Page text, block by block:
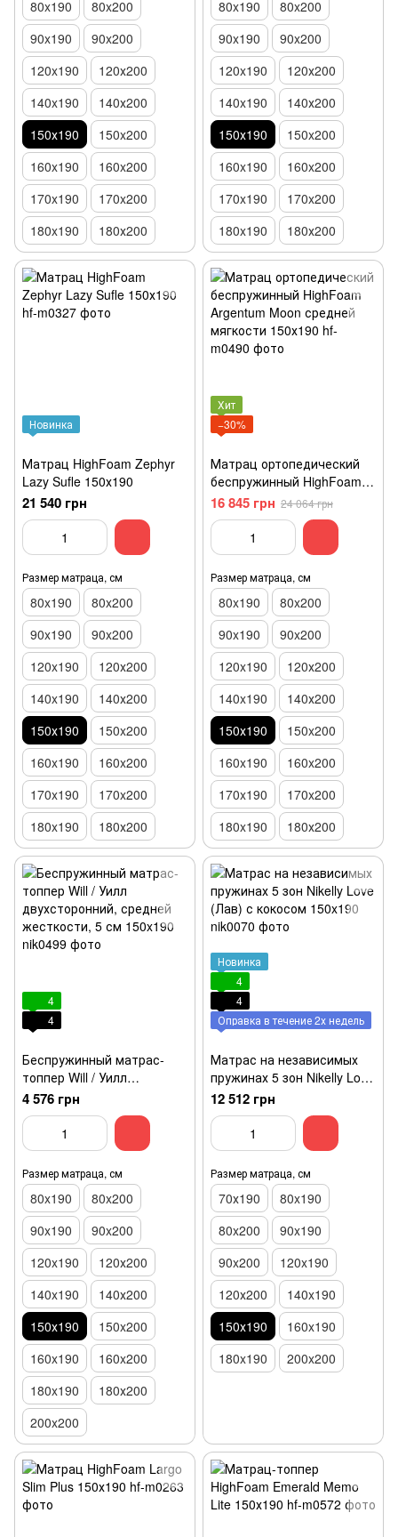
80x190
80x200
90x190
90x200
120x190
120х200
140x190
140х200
150х190
150x200
160x190
160x200
170x190
170x200
180x190
180х200
80x190
80x200
90x190
90x200
120x190
120х200
140x190
140х200
150х190
150x200
160x190
160x200
170x190
170x200
180x190
180х200
Новинка
Матрац HighFoam Zephyr
Lazy Sufle 150х190
21 540 грн
Размер матраца, см
80x190
80x200
90x190
90x200
120x190
120х200
140x190
140х200
150х190
150x200
160x190
160x200
170x190
170x200
180x190
180х200
Хит
−30%
Матрац ортопедический
беспружинный HighFoam
Argentum Moon средней
мягкости 150х190
16 845 грн 24 064 грн
Размер матраца, см
80x190
80x200
90x190
90x200
120x190
120х200
140x190
140х200
150х190
150x200
160x190
160x200
170x190
170x200
180x190
180х200
4
4
Беспружинный матрас-
топпер Will / Уилл
двухсторонний, средней
жесткости, 5 см 150x190
4 576 грн
Размер матраца, см
80x190
80x200
90x190
90x200
120x190
120х200
140x190
140х200
150х190
150x200
160x190
160x200
180x190
180х200
200x200
Новинка
4
4
Оправка в течение 2х недель
Матрас на независимых
пружинах 5 зон Nikelly Love
(Лав) с кокосом 150x190
12 512 грн
Размер матраца, см
70х190
80x190
80x200
90x190
90x200
120x190
120х200
140x190
150х190
160x190
180x190
200x200